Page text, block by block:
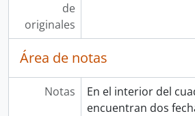
de
originales
Área de notas
Notas
En el interior del
encuentran dos